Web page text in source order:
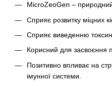
MicroZeoGen – природний
Сприяє розвитку міцних
Сприяє виведенню
Корисний для засвоєння
Позитивно впливає на
імунної системи.